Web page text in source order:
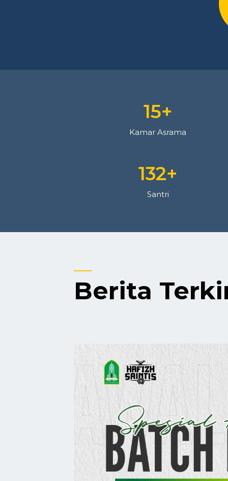
15+
Kamar Asrama
132+
Santri
Berita